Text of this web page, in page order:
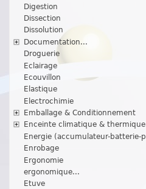
Digestion
Dissection
Dissolution
Documentation...
Droguerie
Eclairage
Ecouvillon
Elastique
Electrochimie
Emballage & Conditionnement
Enceinte climatique & thermique
Energie (accumulateur-batterie-p
Enrobage
Ergonomie
ergonomique...
Etuve